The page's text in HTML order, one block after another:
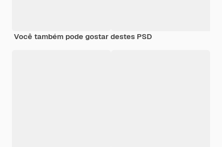
Você também pode gostar destes PSD